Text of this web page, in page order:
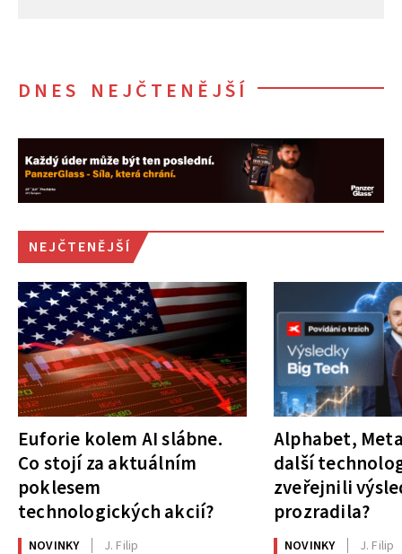
DNES NEJČTENĚJŠÍ
NEJČTENĚJŠÍ
Euforie kolem AI slábne.
Co stojí za aktuálním
poklesem
technologických akcií?
NOVINKY J. Filip
Alphabet,
další
zveřejnili
prozradila?
NOVINKY J. Filip